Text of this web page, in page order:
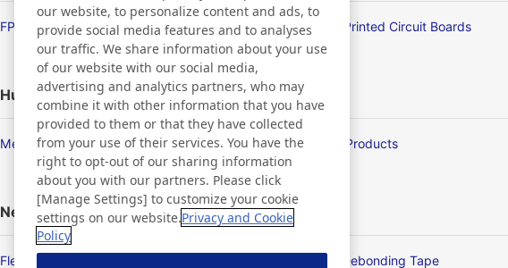
FPD/Touch Panel Related Products Flexible Printed Circuit Boards
Human Life
Membrane Products Medical Products
New Products/Technologies
Flex Sensing Electric Debonding Tape
our website, to personalize content and ads, to
provide social media features and to analyses
our traffic. We share information about your use
of our website with our social media,
advertising and analytics partners, who may
combine it with other information that you have
provided to them or that they have collected
from your use of their services. You have the
right to opt-out of our sharing information
about you with our partners. Please click
[Manage Settings] to customize your cookie
settings on our website.Privacy and Cookie
Policy